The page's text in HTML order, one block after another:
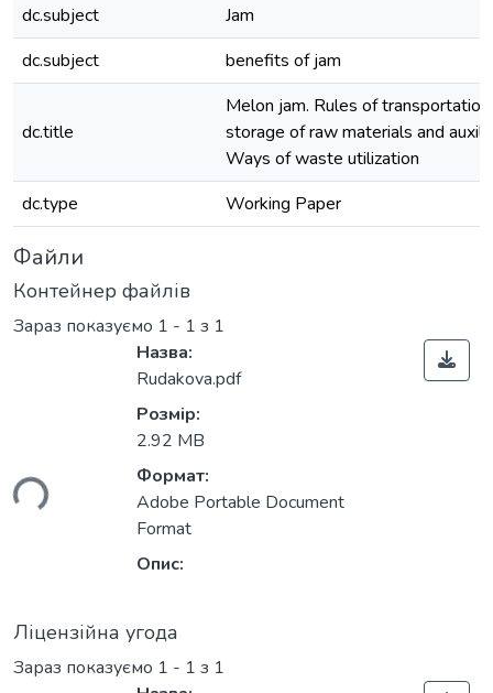
dc.subject
Jam
dc.subject
benefits of jam
dc.title
Melon jam. Rules of
storage of raw materials and
Ways of waste utilization
dc.type
Working Paper
Файли
Контейнер файлів
Зараз показуємо 1 - 1 з 1
Назва:
Rudakova.pdf
Розмір:
2.92 MB
Формат:
Adobe Portable Document
Format
Опис:
Ліцензійна угода
Зараз показуємо 1 - 1 з 1